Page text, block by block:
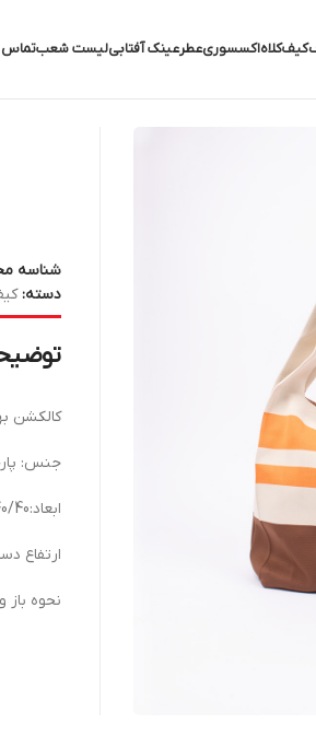
کیفکلاهاکسسوریعطرعینک آفتابیلیست شعبتماس
شناسه
دسته:
کالکشن
جنس:
ابعاد:40/40 سانتی متر
ارتفاع دسته: 26
نحوه